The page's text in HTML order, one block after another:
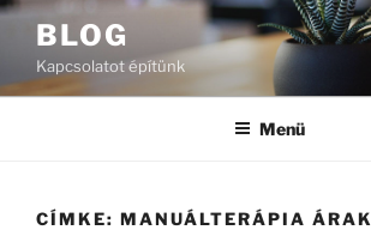
Tartalomhoz
BLOG
Kapcsolatot építünk
Menü
CÍMKE: MANUÁLTERÁPIA ÁRAK